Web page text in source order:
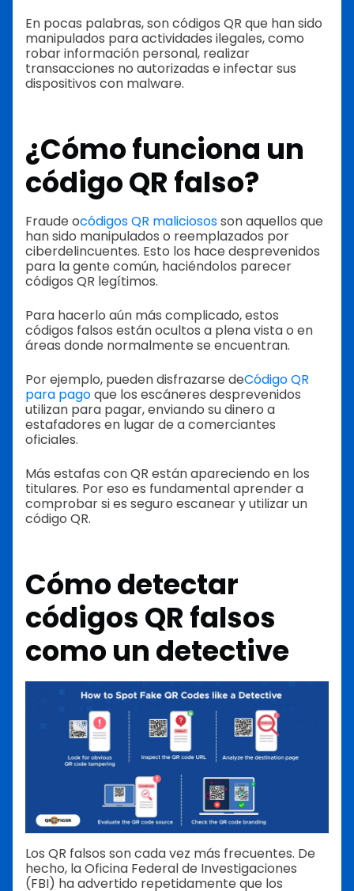
En pocas palabras, son códigos QR que han sido
manipulados para actividades ilegales, como
robar información personal, realizar
transacciones no autorizadas e infectar sus
dispositivos con malware.
¿Cómo funciona un
código QR falso?
Fraude ocódigos QR maliciososson aquellos que
han sido manipulados o reemplazados por
ciberdelincuentes. Esto los hace desprevenidos
para la gente común, haciéndolos parecer
códigos QR legítimos.
Para hacerlo aún más complicado, estos
códigos falsos están ocultos a plena vista o en
áreas donde normalmente se encuentran.
Por ejemplo, pueden disfrazarse deCódigo QR
para pagoque los escáneres desprevenidos
utilizan para pagar, enviando su dinero a
estafadores en lugar de a comerciantes
oficiales.
Más estafas con QR están apareciendo en los
titulares. Por eso es fundamental aprender a
comprobar si es seguro escanear y utilizar un
código QR.
Cómo detectar
códigos QR falsos
como un detective
Los QR falsos son cada vez más frecuentes. De
hecho, la Oficina Federal de Investigaciones
(FBI) ha advertido repetidamente que los